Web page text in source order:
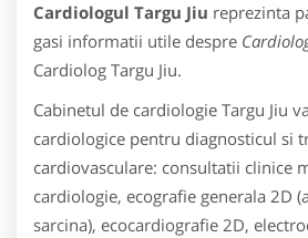
Cardiologul Targu Jiu reprezinta
gasi informatii utile despre
Cardiolog Targu Jiu.
Cabinetul de cardiologie Targu Jiu
cardiologice pentru diagnosticul si
cardiovasculare: consultatii clinice
cardiologie, ecografie generala 2D
sarcina), ecocardiografie 2D,